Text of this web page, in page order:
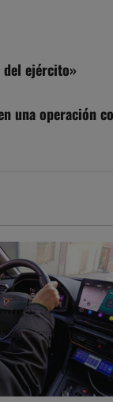
del ejército»
una operación